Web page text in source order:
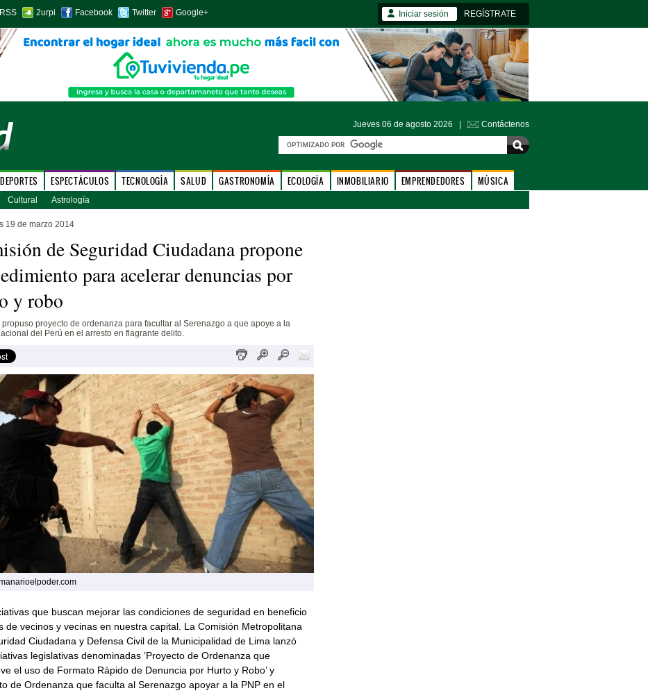
RSS 2urpi Facebook Twitter Google+ Iniciar sesión REGÍSTRATE
Jueves 06 de agosto 2026 | Contáctenos
DEPORTES ESPECTÁCULOS TECNOLOGÍA SALUD GASTRONOMÍA ECOLOGÍA INMOBILIARIO EMPRENDEDORES MÚSICA
Cultural Astrología
19 de marzo 2014
de Seguridad Ciudadana propone
para acelerar denuncias por
y robo
propuso proyecto de ordenanza para facultar al Serenazgo a que apoye a la
del Perú en el arresto en flagrante delito.
que buscan mejorar las condiciones de seguridad en beneficio
de vecinos y vecinas en nuestra capital. La Comisión Metropolitana
Ciudadana y Defensa Civil de la Municipalidad de Lima lanzó
legislativas denominadas ‘Proyecto de Ordenanza que
el uso de Formato Rápido de Denuncia por Hurto y Robo’ y
de Ordenanza que faculta al Serenazgo apoyar a la PNP en el